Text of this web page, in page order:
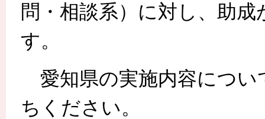
問・相談系）に対し、助
す。
愛知県の実施内容につい
ちください。